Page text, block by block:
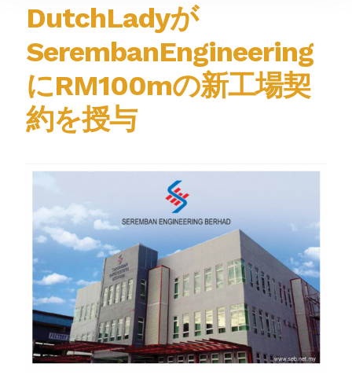
DutchLadyが
SerembanEngineering
にRM100mの新工場契
約を授与